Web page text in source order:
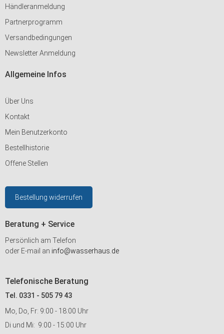
Händleranmeldung
Partnerprogramm
Versandbedingungen
Newsletter Anmeldung
Allgemeine Infos
Über Uns
Kontakt
Mein Benutzerkonto
Bestellhistorie
Offene Stellen
Bestellung widerrufen
Beratung + Service
Persönlich am Telefon
oder E-mail an info@wasserhaus.de
Telefonische Beratung
Tel. 0331 - 505 79 43
Mo, Do, Fr: 9:00 - 18:00 Uhr
Di und Mi: 9:00 - 15:00 Uhr